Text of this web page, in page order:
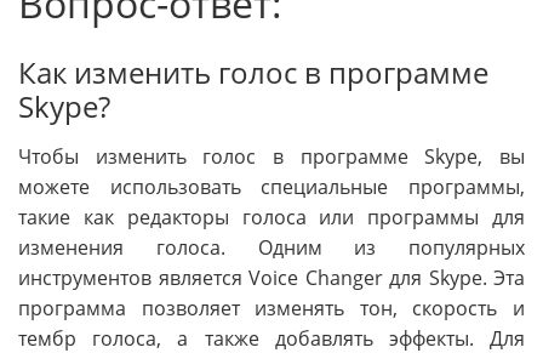
Как изменить голос в программе
Skype?
Чтобы изменить голос в программе Skype, вы
можете использовать специальные программы,
такие как редакторы голоса или программы для
изменения голоса. Одним из популярных
инструментов является Voice Changer для Skype. Эта
программа позволяет изменять тон, скорость и
тембр голоса, а также добавлять эффекты. Для